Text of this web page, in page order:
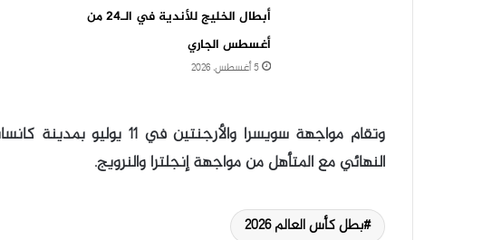
أبطال الخليج للأندية في الـ24 من
أغسطس الجاري
5 أغسطس، 2026
وتقام مواجهة سويسرا
النهائي مع المتأهل من مواجهة إنجلترا والنرويج.
بطل كأس العالم 2026